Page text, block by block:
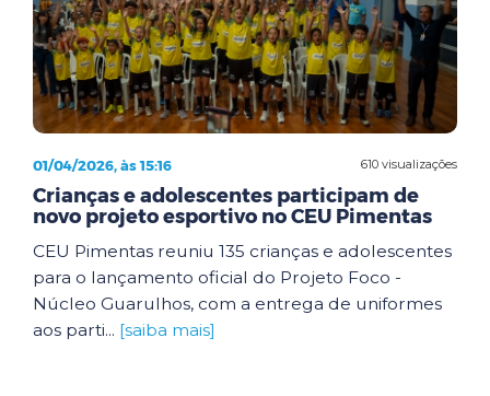
610 visualizações
01/04/2026, às 15:16
Crianças e adolescentes participam de
novo projeto esportivo no CEU Pimentas
CEU Pimentas reuniu 135 crianças e adolescentes
para o lançamento oficial do Projeto Foco -
Núcleo Guarulhos, com a entrega de uniformes
aos parti... [saiba mais]